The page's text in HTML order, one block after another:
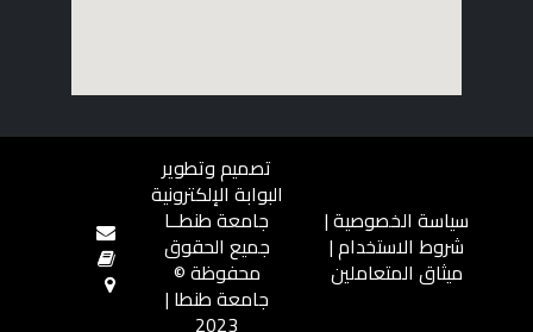
سياسة الخصوصية|
شروط الاستخدام|
ميثاق المتعاملين
تصميم وتطوير
البوابة الإلكترونية
جامعة طنطــا
جميع الحقوق
محفوظة ©
جامعة طنطا |
2023